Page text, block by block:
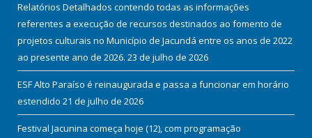
Relatórios Detalhados contendo todas as informações
referentes a execução de recursos destinados ao fomento de
projetos culturais no Município de Jacundá entre os anos de 2022
ao presente ano de 2026. 23 de julho de 2026
ESF Alto Paraíso é reinaugurada e passa a funcionar em horário
estendido 21 de julho de 2026
Festival Jacunina começa hoje (12), com programação